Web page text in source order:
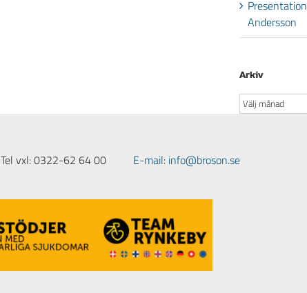
Andersson
Arkiv
Arkiv
Tel vxl: 0322-62 64 00 E-mail: info@broson.se